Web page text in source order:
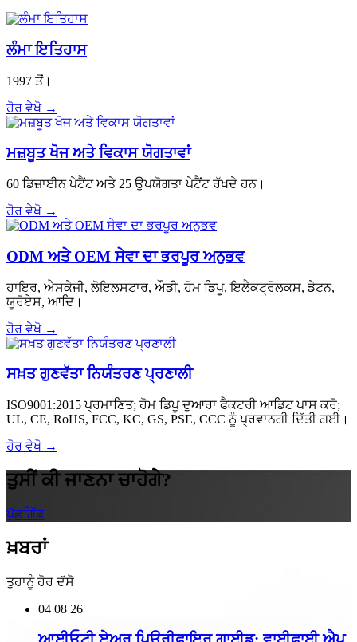
ਲੰਮਾ ਇਤਿਹਾਸ
1997 ਤੋਂ।
ਹੋਰ ਵੇਖੋ →
ਮਜ਼ਬੂਤ ​​ਖੋਜ ਅਤੇ ਵਿਕਾਸ ਯੋਗਤਾਵਾਂ
60 ਡਿਜ਼ਾਈਨ ਪੇਟੈਂਟ ਅਤੇ 25 ਉਪਯੋਗਤਾ ਪੇਟੈਂਟ ਰੱਖਦੇ ਹਨ।
ਹੋਰ ਵੇਖੋ →
ODM ਅਤੇ OEM ਸੇਵਾ ਦਾ ਭਰਪੂਰ ਅਨੁਭਵ
ਹਾਇਰ, ਐਸਕੇਜੀ, ਲੋਇਲਸਟਾਰ, ਔਡੀ, ਹੋਮ ਡਿਪੂ, ਇਲੈਕਟ੍ਰੋਲਕਸ, ਡੇਟਨ,
ਯੂਰੋਏਸ, ਆਦਿ।
ਹੋਰ ਵੇਖੋ →
ਸਖ਼ਤ ਗੁਣਵੱਤਾ ਨਿਯੰਤਰਣ ਪ੍ਰਣਾਲੀ
ISO9001:2015 ਪ੍ਰਮਾਣਿਤ; ਹੋਮ ਡਿਪੂ ਦੁਆਰਾ ਫੈਕਟਰੀ ਆਡਿਟ ਪਾਸ ਕਰੋ;
UL, CE, RoHS, FCC, KC, GS, PSE, CCC ਨੂੰ ਪ੍ਰਵਾਨਗੀ ਦਿੱਤੀ ਗਈ।
ਹੋਰ ਵੇਖੋ →
ਤੁਸੀਂ ਕੀ ਜਾਣਨਾ ਚਾਹੋਗੇ?
ਪੁੱਛਗਿੱਛ
ਖ਼ਬਰਾਂ
ਤੁਹਾਨੂੰ ਹੋਰ ਦੱਸੋ
04 08 26